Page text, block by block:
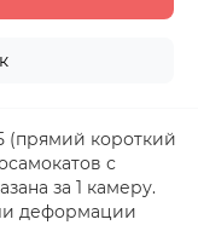
(прямий короткий
с
за 1 камеру.
деформации